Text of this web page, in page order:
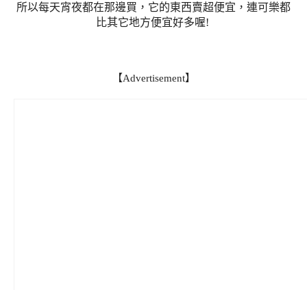
所以每天宵夜都在那邊買，它的東西賣超便宜，連可樂都
比其它地方便宜好多喔!
【Advertisement】